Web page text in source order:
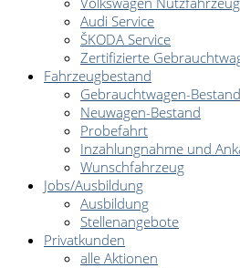
Audi Service
ŠKODA Service
Zertifizierte
Fahrzeugbestand
Gebrauchtwagen-Bestand
Neuwagen-Bestand
Probefahrt
Inzahlungnahme und
Wunschfahrzeug
Jobs/Ausbildung
Ausbildung
Stellenangebote
Privatkunden
alle Aktionen